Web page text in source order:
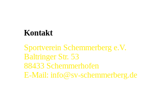
Kontakt
Sportverein Schemmerberg e.V.
Baltringer Str. 53
88433 Schemmerhofen
E-Mail: info@sv-schemmerberg.de